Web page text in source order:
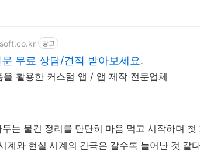
광고
무료 상담/견적 받아보세요.
을 활용한 커스텀 앱 / 앱 제작 전문업체
는 물건 정리를 단단히 마음 먹고 시작하며 첫
계와 현실 시계의 간극은 갈수록 늘어난 것 같